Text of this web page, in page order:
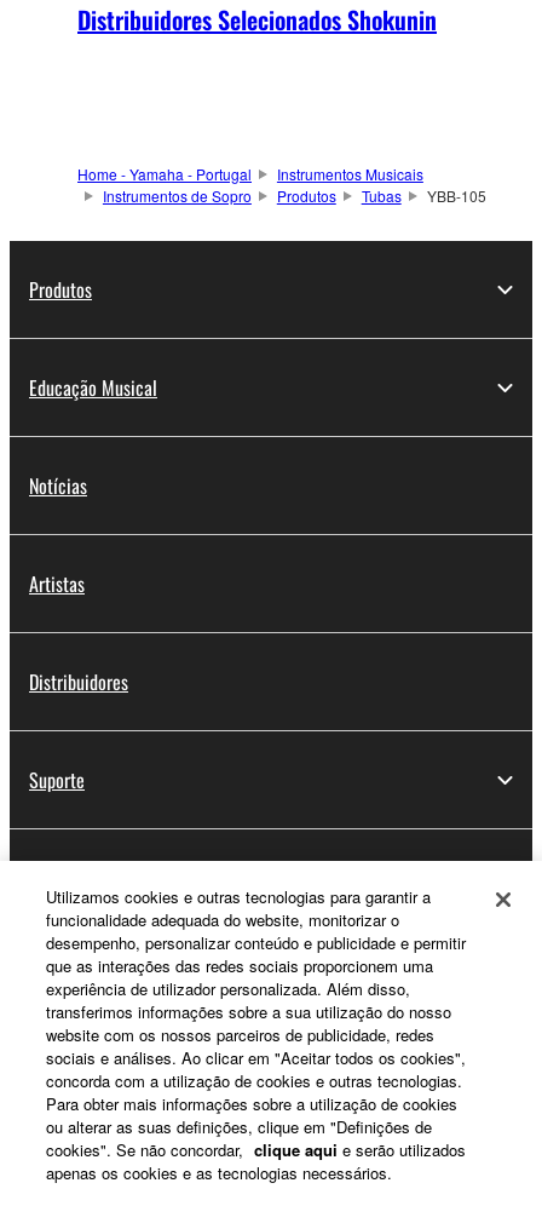
Distribuidores Selecionados Shokunin
Home - Yamaha - Portugal
Instrumentos Musicais
Instrumentos de Sopro
Produtos Tubas YBB-105
Produtos
Educação Musical
Notícias
Artistas
Distribuidores
Suporte
Sobre a Yamaha
Portugal - Portuguese
Negócio
Utilizamos cookies e outras tecnologias para garantir a
funcionalidade adequada do website, monitorizar o
desempenho, personalizar conteúdo e publicidade e permitir
que as interações das redes sociais proporcionem uma
experiência de utilizador personalizada. Além disso,
transferimos informações sobre a sua utilização do nosso
website com os nossos parceiros de publicidade, redes
sociais e análises. Ao clicar em "Aceitar todos os cookies",
concorda com a utilização de cookies e outras tecnologias.
Para obter mais informações sobre a utilização de cookies
ou alterar as suas definições, clique em "Definições de
cookies". Se não concordar, clique aqui e serão utilizados
apenas os cookies e as tecnologias necessários.